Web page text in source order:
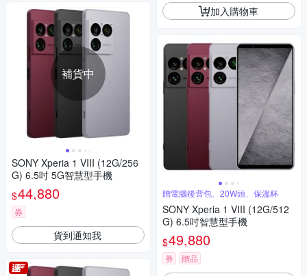
補貨中
SONY Xperia 1 VIII (12G/256
G) 6.5吋 5G智慧型手機
$44,880
券
貨到通知我
加入購物車
贈電腦後背包、20W頭、保溫杯
SONY Xperia 1 VIII (12G/512
G) 6.5吋智慧型手機
$49,880
券 贈品